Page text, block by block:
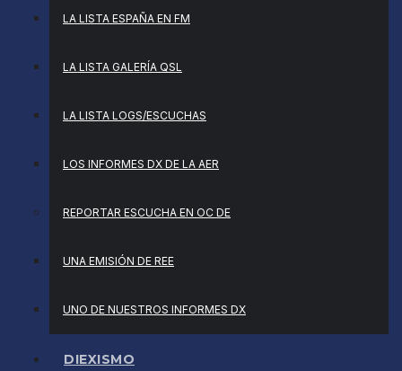
LA LISTA ESPAÑA EN FM
LA LISTA GALERÍA QSL
LA LISTA LOGS/ESCUCHAS
LOS INFORMES DX DE LA AER
REPORTAR ESCUCHA EN OC DE
UNA EMISIÓN DE REE
UNO DE NUESTROS INFORMES DX
DIEXISMO